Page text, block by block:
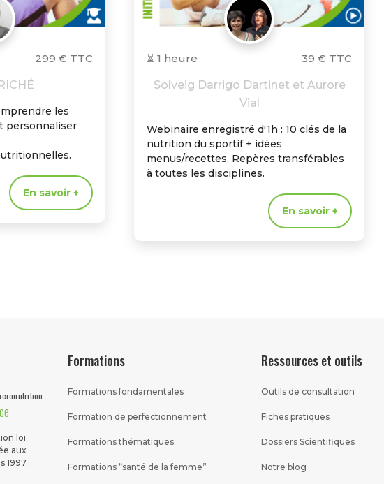
299 € TTC
les
personnaliser
En savoir +
⏳ 1 heure
39 € TTC
Solveig Darrigo Dartinet et Aurore
Vial
Webinaire enregistré d'1h : 10 clés de la
nutrition du sportif + idées
menus/recettes. Repères transférables
à toutes les disciplines.
En savoir +
loi
aux
1997.
Formations
Formations fondamentales
Formation de perfectionnement
Formations thématiques
Formations “santé de la femme”
Ressources et outils
Outils de consultation
Fiches pratiques
Dossiers Scientifiques
Notre blog